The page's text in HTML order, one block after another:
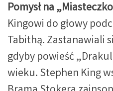
Pomysł na
Kingowi do głowy
Tabithą. Zastanawiali
gdyby powieść
wieku. Stephen King